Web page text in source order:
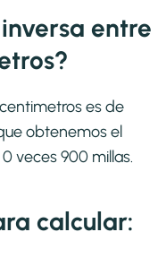
entre
es de
obtenemos el
veces 900 millas.
calcular: